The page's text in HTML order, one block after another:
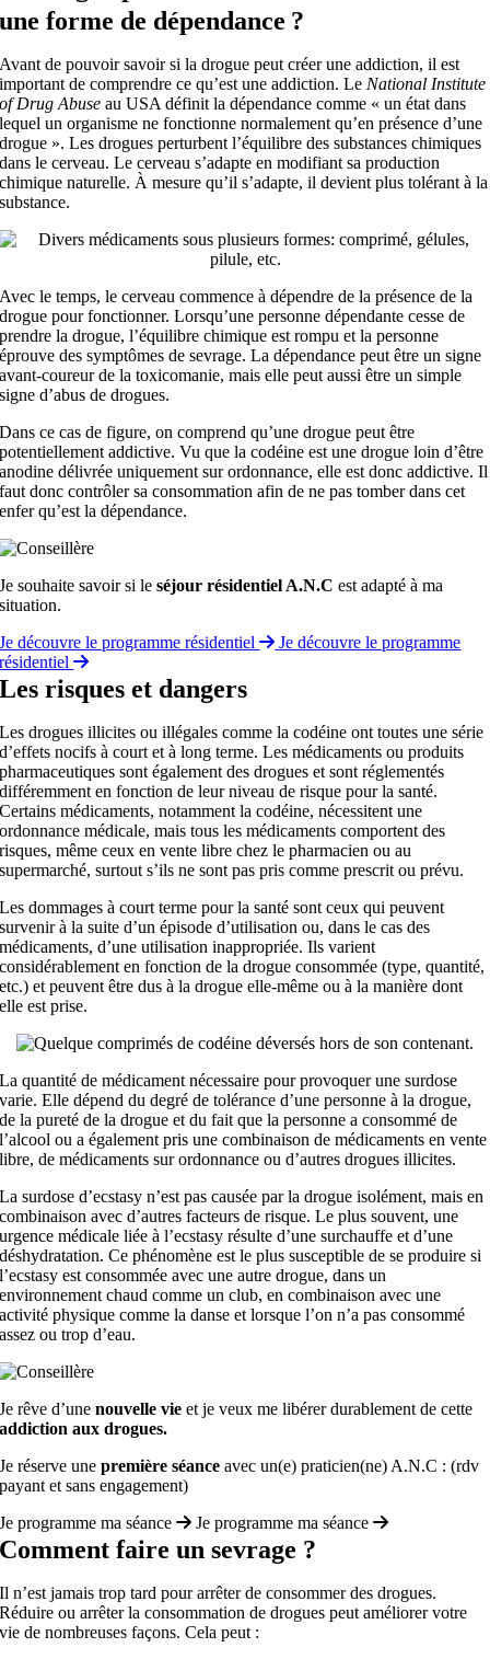
une forme de dépendance ?
Avant de pouvoir savoir si la drogue peut créer une addiction, il est
important de comprendre ce qu’est une addiction. Le National Institute
of Drug Abuse au USA définit la dépendance comme « un état dans
lequel un organisme ne fonctionne normalement qu’en présence d’une
drogue ». Les drogues perturbent l’équilibre des substances chimiques
dans le cerveau. Le cerveau s’adapte en modifiant sa production
chimique naturelle. À mesure qu’il s’adapte, il devient plus tolérant à la
substance.
Avec le temps, le cerveau commence à dépendre de la présence de la
drogue pour fonctionner. Lorsqu’une personne dépendante cesse de
prendre la drogue, l’équilibre chimique est rompu et la personne
éprouve des symptômes de sevrage. La dépendance peut être un signe
avant-coureur de la toxicomanie, mais elle peut aussi être un simple
signe d’abus de drogues.
Dans ce cas de figure, on comprend qu’une drogue peut être
potentiellement addictive. Vu que la codéine est une drogue loin d’être
anodine délivrée uniquement sur ordonnance, elle est donc addictive. Il
faut donc contrôler sa consommation afin de ne pas tomber dans cet
enfer qu’est la dépendance.
Je souhaite savoir si leséjour résidentiel A.N.C est adapté à ma
situation.
Je découvre le programme résidentiel
Je découvre le programme
résidentiel
Les risques et dangers
Les drogues illicites ou illégales comme la codéine ont toutes une série
d’effets nocifs à court et à long terme. Les médicaments ou produits
pharmaceutiques sont également des drogues et sont réglementés
différemment en fonction de leur niveau de risque pour la santé.
Certains médicaments, notamment la codéine, nécessitent une
ordonnance médicale, mais tous les médicaments comportent des
risques, même ceux en vente libre chez le pharmacien ou au
supermarché, surtout s’ils ne sont pas pris comme prescrit ou prévu.
Les dommages à court terme pour la santé sont ceux qui peuvent
survenir à la suite d’un épisode d’utilisation ou, dans le cas des
médicaments, d’une utilisation inappropriée. Ils varient
considérablement en fonction de la drogue consommée (type, quantité,
etc.) et peuvent être dus à la drogue elle-même ou à la manière dont
elle est prise.
La quantité de médicament nécessaire pour provoquer une surdose
varie. Elle dépend du degré de tolérance d’une personne à la drogue,
de la pureté de la drogue et du fait que la personne a consommé de
l’alcool ou a également pris une combinaison de médicaments en vente
libre, de médicaments sur ordonnance ou d’autres drogues illicites.
La surdose d’ecstasy n’est pas causée par la drogue isolément, mais en
combinaison avec d’autres facteurs de risque. Le plus souvent, une
urgence médicale liée à l’ecstasy résulte d’une surchauffe et d’une
déshydratation. Ce phénomène est le plus susceptible de se produire si
l’ecstasy est consommée avec une autre drogue, dans un
environnement chaud comme un club, en combinaison avec une
activité physique comme la danse et lorsque l’on n’a pas consommé
assez ou trop d’eau.
Je rêve d’unenouvelle vie et je veux me libérer durablement de cette
addiction aux drogues.
Je réserve unepremière séance avec un(e) praticien(ne) A.N.C : (rdv
payant et sans engagement)
Je programme ma séance
Je programme ma séance
Comment faire un sevrage ?
Il n’est jamais trop tard pour arrêter de consommer des drogues.
Réduire ou arrêter la consommation de drogues peut améliorer votre
vie de nombreuses façons. Cela peut :